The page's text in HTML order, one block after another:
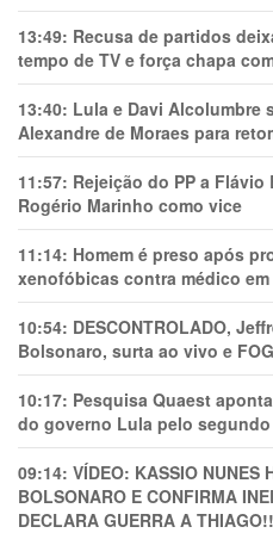
13:49: Recusa de partidos
tempo de TV e força chapa
13:40: Lula e Davi Alcolumbre
Alexandre de Moraes para
11:57: Rejeição do PP a
Rogério Marinho como vice
11:14: Homem é preso após
xenofóbicas contra médico em
10:54: DESCONTROLADO,
Bolsonaro, surta ao vivo e
10:17: Pesquisa Quaest
do governo Lula pelo
09:14: VÍDEO: KASSIO NUNES
BOLSONARO E CONFIRMA
DECLARA GUERRA A